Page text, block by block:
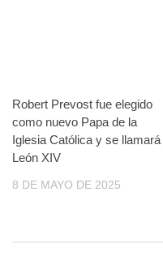
Robert Prevost fue elegido
como nuevo Papa de la
Iglesia Católica y se llamará
León XIV
8 DE MAYO DE 2025